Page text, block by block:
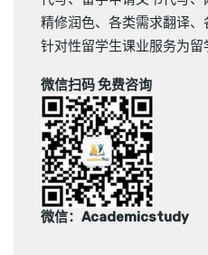
精修润色、 各类需求翻译、
针对性留学生课业服务为留
微信扫码 免费咨询
微信：Academicstudy